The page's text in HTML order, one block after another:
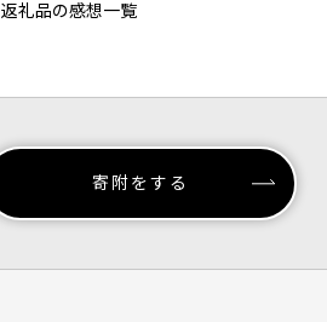
返礼品の感想一覧
寄附をする